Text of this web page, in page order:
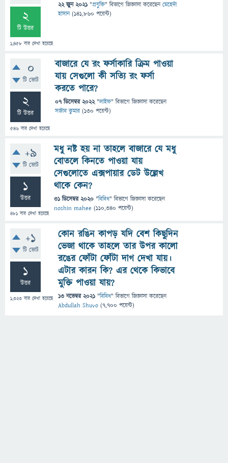
2
টি উত্তর
1,458 বার দেখা হয়েছে
22 জুন 2021 "প্রযুক্তি" বিভাগে জিজ্ঞাসাকরেছেনমেহেদী
হাসান (141,860 পয়েন্ট)
0
টি ভোট
2
টি উত্তর
546 বার দেখা হয়েছে
বাজারে যে রং ফর্সাকারি ক্রিম পাওয়া
যায় সেগুলো কী সত্যি রং ফর্সা
করতে পারে?
07 ডিসেম্বর 2022 "লাইফ" বিভাগে জিজ্ঞাসাকরেছেন
সজীব কুমার (130 পয়েন্ট)
+9
টি ভোট
1
উত্তর
481 বার দেখা হয়েছে
মধু নষ্ট হয় না তাহলে বাজারে যে মধু
বোতলে কিনতে পাওয়া যায়
সেগুলোতে এক্সপায়ার ডেট উল্লেখ
থাকে কেন?
31 ডিসেম্বর 2020 "বিবিধ" বিভাগে জিজ্ঞাসাকরেছেন
noshin mahee (110,340 পয়েন্ট)
+1
টি ভোট
1
উত্তর
1,323 বার দেখা হয়েছে
কোন রঙিন কাপড় যদি বেশ কিছুদিন
ভেজা থাকে তাহলে তার উপর কালো
রঙের ফোঁটা ফোঁটা দাগ দেখা যায়।
এটার কারন কি? এর থেকে কিভাবে
মুক্তি পাওয়া যায়?
13 নভেম্বর 2021 "বিবিধ" বিভাগে জিজ্ঞাসাকরেছেন
Abdullah Shuvo (7,700 পয়েন্ট)